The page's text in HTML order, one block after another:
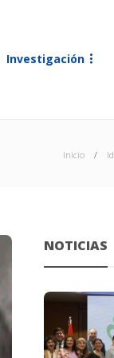
Investigación
Inicio
NOTICIAS